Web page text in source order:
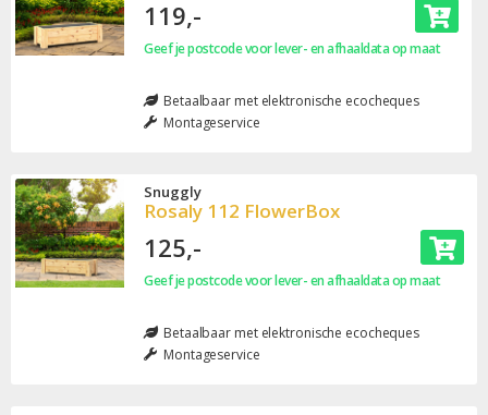
119,-
Geef je postcode voor lever- en afhaaldata op maat
Betaalbaar met elektronische ecocheques
Montageservice
Snuggly
Rosaly 112 FlowerBox
125,-
Geef je postcode voor lever- en afhaaldata op maat
Betaalbaar met elektronische ecocheques
Montageservice